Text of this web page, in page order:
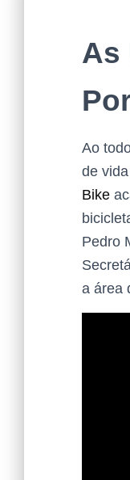
As
Ao
de
Bike
Pedro
a área